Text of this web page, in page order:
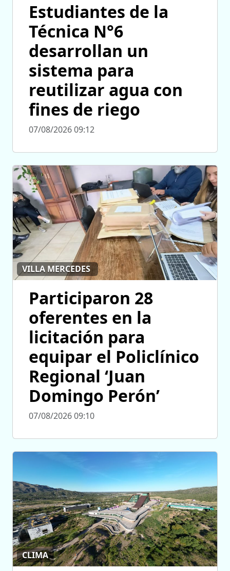
Estudiantes de la
Técnica N°6
desarrollan un
sistema para
reutilizar agua con
fines de riego
07/08/2026 09:12
VILLA MERCEDES
Participaron 28
oferentes en la
licitación para
equipar el Policlínico
Regional ‘Juan
Domingo Perón’
07/08/2026 09:10
CLIMA